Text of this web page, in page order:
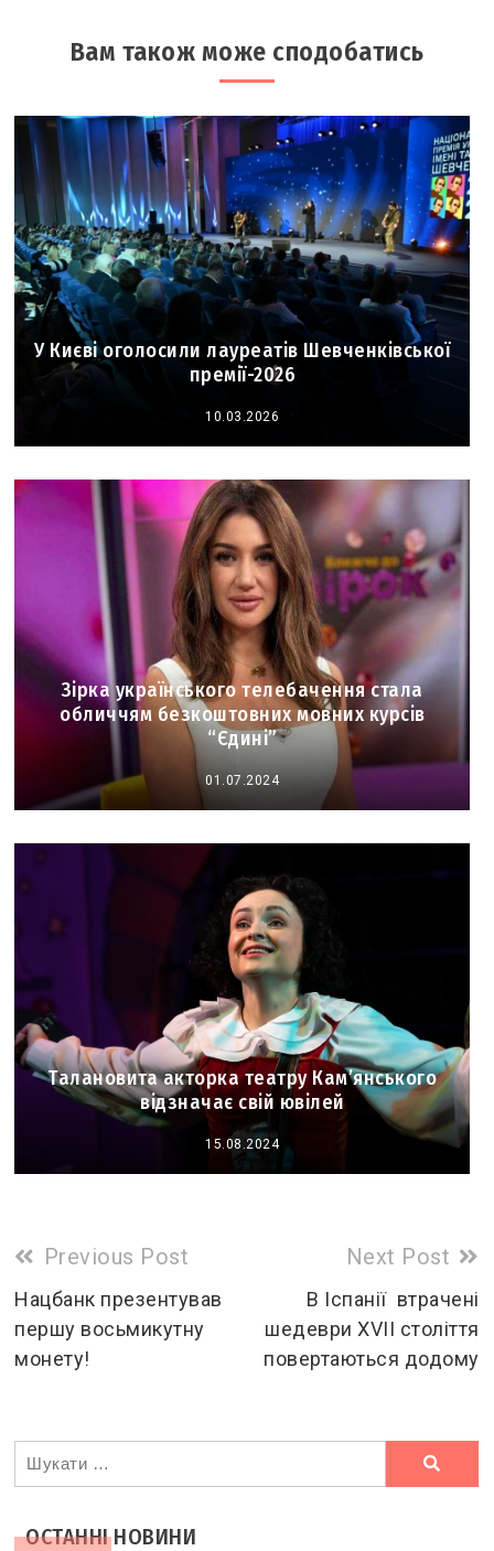
Вам також може сподобатись
У Києві оголосили лауреатів Шевченківської
премії-2026
10.03.2026
Зірка українського телебачення стала
обличчям безкоштовних мовних курсів
“Єдині”
01.07.2024
Талановита акторка театру Кам’янського
відзначає свій ювілей
15.08.2024
Read
more
articles
Previous Post
Нацбанк презентував
першу восьмикутну
монету!
Next Post
В Іспанії втрачені
шедеври XVII століття
повертаються додому
Ви
шукали
ОСТАННІ НОВИНИ